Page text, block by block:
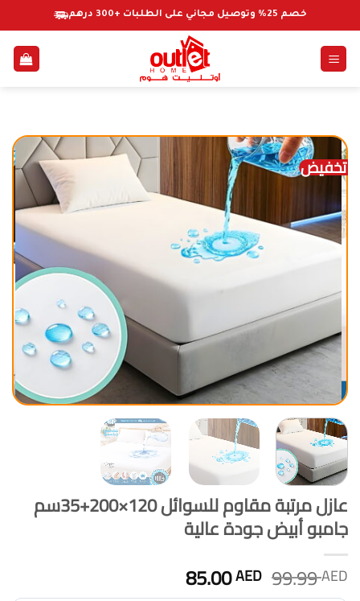
للمحتوى
خصم 25% وتوصيل مجاني على الطلبات +300 درهم
تخفيض
عازل مرتبة مقاوم للسوائل 120×200+35سم
جامبو أبيض جودة عالية
99.99AED السعر85.00AED السعر